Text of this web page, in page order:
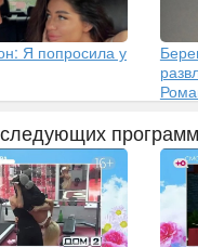
Я попросила у
программ